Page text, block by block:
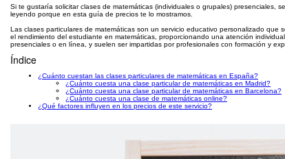
Si te gustaría solicitar clases de matemáticas (individuales o grupales) presenciales,
leyendo porque en esta guía de precios te lo mostramos.
Las clases particulares de matemáticas son un servicio educativo personalizado
el rendimiento del estudiante en matemáticas, proporcionando una atención
presenciales o en línea, y suelen ser impartidas por profesionales con formación y
Índice
¿Cuánto cuestan las clases particulares de matemáticas en España?
¿Cuánto cuesta una clase particular de matemáticas en Madrid?
¿Cuánto cuesta una clase particular de matemáticas en Barcelona?
¿Cuánto cuesta una clase de matemáticas online?
¿Qué factores influyen en los precios de este servicio?